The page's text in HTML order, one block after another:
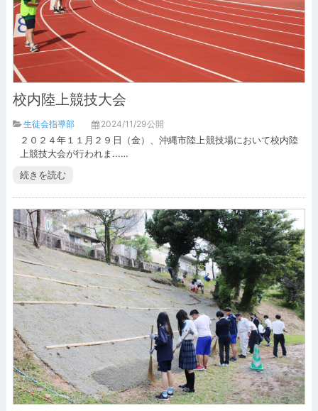
校内陸上競技大会
生徒会指導部
2024/11/29公開
２０２４年１１月２９日（金）、沖縄市陸上競技場において校内陸
上競技大会が行われま...…
続きを読む